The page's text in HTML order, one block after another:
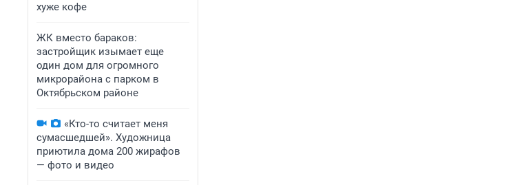
хуже кофе
ЖК вместо бараков:
застройщик изымает еще
один дом для огромного
микрорайона с парком в
Октябрьском районе
«Кто-то считает меня
сумасшедшей». Художница
приютила дома 200 жирафов
— фото и видео